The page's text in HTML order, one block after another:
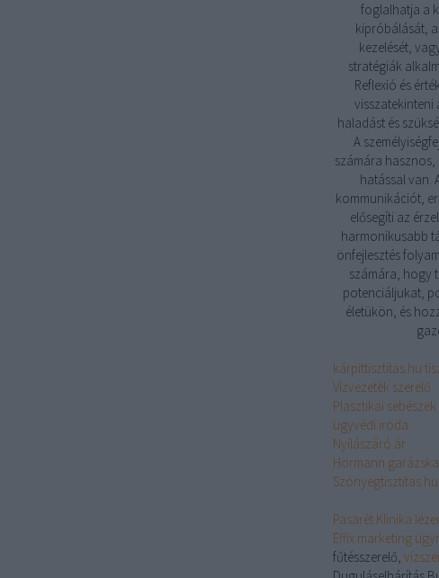
foglalhatja a
kipróbálását,
kezelését,
stratégiák
Reflexió és
visszatekinteni
haladást és
A
számára
hatással van.
kommunikációt,
elősegíti az
harmonikusabb
önfejlesztés
számára, hogy
potenciáljukat,
életükön, és
kárpittisztitas.hu
Vízvezeték szerelő
Plasztikai sebészek
ügyvédi iroda
Nyílászáró ár
Hörmann
Szonyegtisztitas.hu
Pasarét Klinika
Effix marketing
fűtésszerelő,